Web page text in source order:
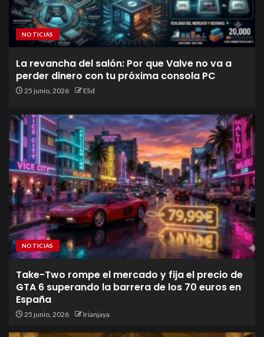
NOTICIAS
La revancha del salón: Por que Valve no va a
perder dinero con tu próxima consola PC
25 junio, 2026 Elid
NOTICIAS
Take-Two rompe el mercado y fija el precio de
GTA 6 superando la barrera de los 70 euros en
España
25 junio, 2026 Irianjaya